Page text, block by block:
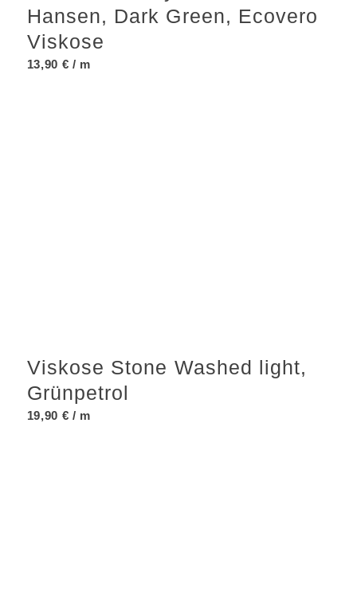
Hansen, Dark Green, Ecovero
Viskose
13,90 € / m
Viskose Stone Washed light,
Grünpetrol
19,90 € / m